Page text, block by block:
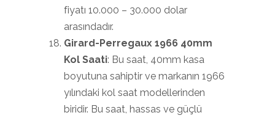
fiyatı 10.000 – 30.000 dolar
arasındadır.
Girard-Perregaux 1966 40mm
Kol Saati: Bu saat, 40mm kasa
boyutuna sahiptir ve markanın 1966
yılındaki kol saat modellerinden
biridir. Bu saat, hassas ve güçlü